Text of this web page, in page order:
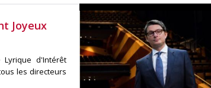
Joyeux
d'Intérêt
les directeurs